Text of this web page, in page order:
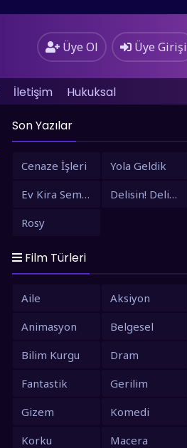
Üye Ol Üye Girişi
İletişim
Hukuksal
Son Yazılar
Cenaze İşleri
Yola Geldik
Ev Kira Semt Bizim
Delisin! Delisin!
Rosy
Film Türleri
Aile
Aksiyon
Animasyon
Belgesel
Bilim Kurgu
Dram
Fantastik
Gerilim
Gizem
Komedi
Korku
Macera